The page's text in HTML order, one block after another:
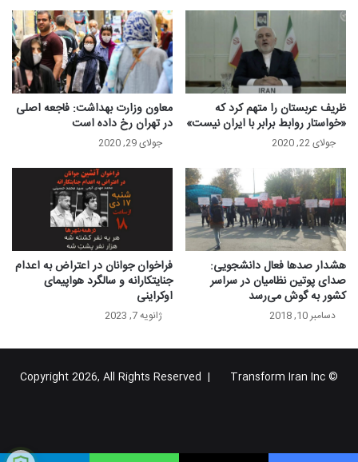
ظریف عربستان را متهم کرد که
«خواستار روابط برابر با ایران نیست»
جولای 22, 2020
معاون وزارت بهداشت: فاجعه اصلی
در تهران رخ داده است
جولای 29, 2020
هشدار صدها فعال دانشجویی:
صدای پوتین نظامیان در سراسر
کشور به گوش می‌رسد
دسامبر 10, 2018
فراخوان جوانان در اعتراض به اعدام
جنایتکارانه و سالگرد هواپیمای
اوکراینی
ژانویه 7, 2023
© Copyright 2026, All Rights Reserved |
Transform Iran Inc
بوک
پلاس